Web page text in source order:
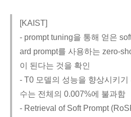
[KAIST]
- prompt tuning을 통해 얻은
ard prompt를 사용하는 zero-
이 된다는 것을 확인
- T0 모델의 성능을 향상시키기
수는 전체의 0.007%에 불과함
- Retrieval of Soft Prompt